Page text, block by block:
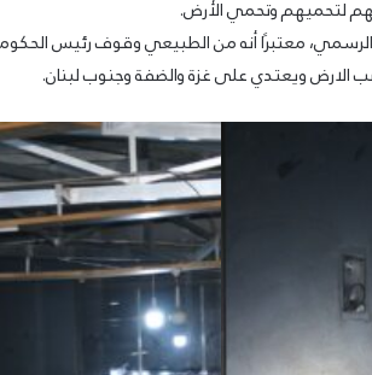
لتحميهم وتحمي الأرض.
الرسمي، معتبرًا أنه من الطبيعي وقوف رئيس
ويعتدي على غزة والضفة وجنوب لبنان.